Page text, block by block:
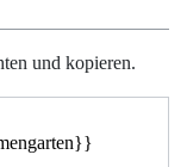
und kopieren.